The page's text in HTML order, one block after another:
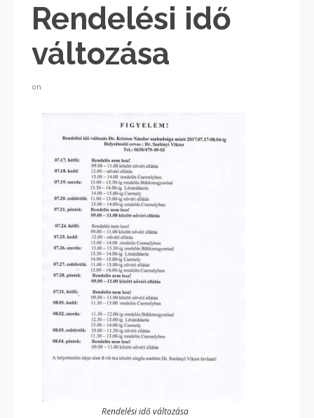
Rendelési idő
változása
on
Rendelési idő változása